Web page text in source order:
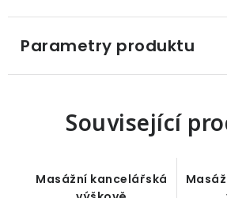
Parametry produktu
Související
Masážní kancelářská